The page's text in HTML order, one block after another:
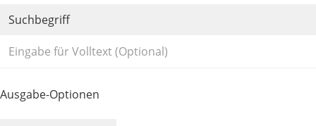
Suchbegriff
Ausgabe-Optionen